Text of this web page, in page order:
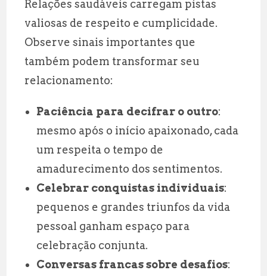
Relações saudáveis carregam pistas
valiosas de respeito e cumplicidade.
Observe sinais importantes que
também podem transformar seu
relacionamento:
Paciência para decifrar o outro:
mesmo após o início apaixonado, cada
um respeita o tempo de
amadurecimento dos sentimentos.
Celebrar conquistas individuais:
pequenos e grandes triunfos da vida
pessoal ganham espaço para
celebração conjunta.
Conversas francas sobre desafios: